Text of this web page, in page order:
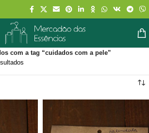
com a tag “cuidados com a pele”